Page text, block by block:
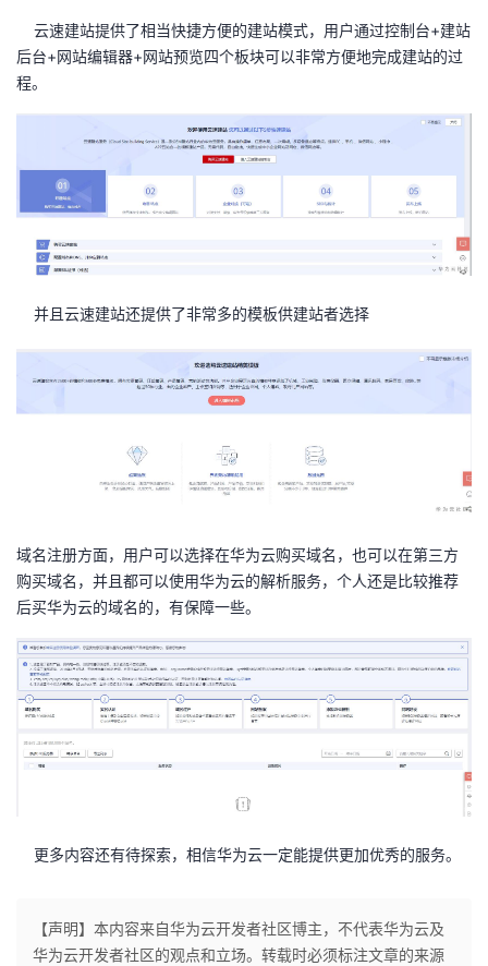
的
我
证
实
验
的
收
藏
技
持
的
建
议
云速建站提供了相当快捷方便的建站模式，用户通过控制台+建站
后台+网站编辑器+网站预览四个板块可以非常方便地完成建站的过
程。
并且云速建站还提供了非常多的模板供建站者选择
域名注册方面，用户可以选择在华为云购买域名，也可以在第三方
购买域名，并且都可以使用华为云的解析服务，个人还是比较推荐
后买华为云的域名的，有保障一些。
更多内容还有待探索，相信华为云一定能提供更加优秀的服务。
【声明】本内容来自华为云开发者社区博主，不代表华为云及
华为云开发者社区的观点和立场。转载时必须标注文章的来源